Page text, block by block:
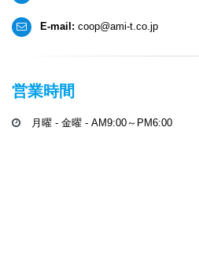
E-mail: coop@ami-t.co.jp
営業時間
月曜 - 金曜 - AM9:00～PM6:00